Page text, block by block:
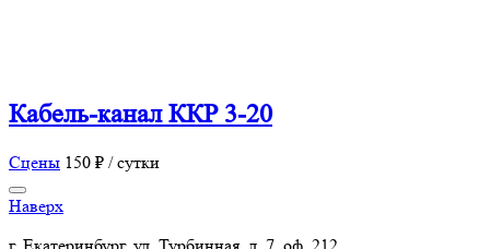
Кабель-канал ККР 3-20
Сцены 150 ₽ / сутки
Наверх